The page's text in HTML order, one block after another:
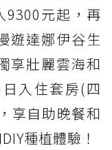
9300元起，再
遊達娜伊谷生
享壯麗雲海和
入住套房(四
享自助晚餐和
種植體驗！